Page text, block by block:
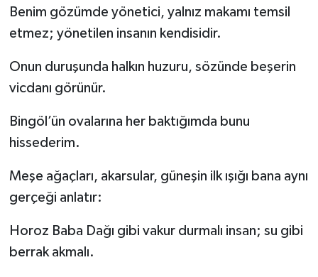
Benim gözümde yönetici, yalnız makamı temsil
etmez; yönetilen insanın kendisidir.
Onun duruşunda halkın huzuru, sözünde beşerin
vicdanı görünür.
Bingöl’ün ovalarına her baktığımda bunu
hissederim.
Meşe ağaçları, akarsular, güneşin ilk ışığı bana aynı
gerçeği anlatır:
Horoz Baba Dağı gibi vakur durmalı insan; su gibi
berrak akmalı.